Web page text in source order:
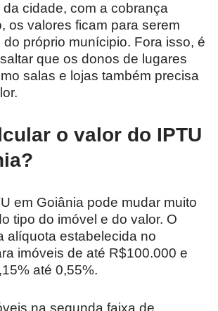
da cidade, com a cobrança
os valores ficam para serem
próprio munícipio. Fora isso, é
que os donos de lugares
salas e lojas também precisa
o valor do IPTU
em Goiânia pode mudar muito
tipo do imóvel e do valor. O
alíquota estabelecida no
imóveis de até R$100.000 e
até 0,55%.
na segunda faixa de